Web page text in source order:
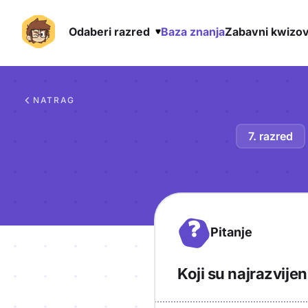
Odaberi razred Baza znanjaZabavni
NATRAG
7. razred
? Pitanje
Koji su